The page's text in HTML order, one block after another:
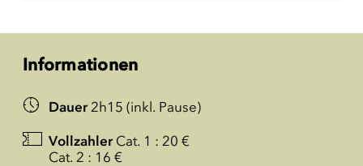
Informationen
Dauer 2h15 (inkl. Pause)
Vollzahler Cat. 1 : 20 €
Cat. 2 : 16 €